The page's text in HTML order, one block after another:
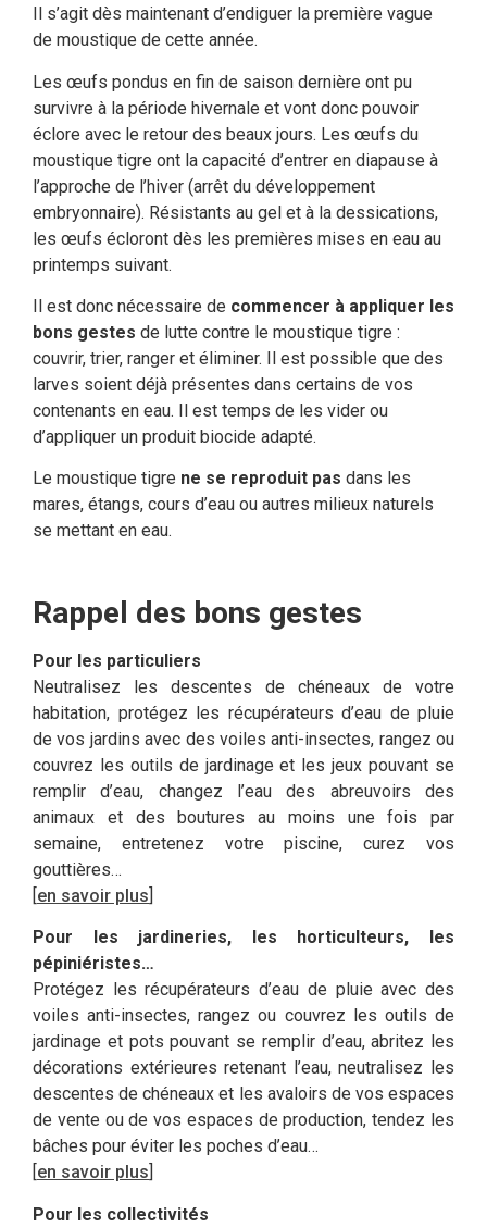
Il s’agit dès maintenant d’endiguer la première vague
de moustique de cette année.
Les œufs pondus en fin de saison dernière ont pu
survivre à la période hivernale et vont donc pouvoir
éclore avec le retour des beaux jours. Les œufs du
moustique tigre ont la capacité d’entrer en diapause à
l’approche de l’hiver (arrêt du développement
embryonnaire). Résistants au gel et à la dessications,
les œufs écloront dès les premières mises en eau au
printemps suivant.
Il est donc nécessaire de commencer à appliquer les
bons gestes de lutte contre le moustique tigre :
couvrir, trier, ranger et éliminer. Il est possible que des
larves soient déjà présentes dans certains de vos
contenants en eau. Il est temps de les vider ou
d’appliquer un produit biocide adapté.
Le moustique tigre ne se reproduit pas dans les
mares, étangs, cours d’eau ou autres milieux naturels
se mettant en eau.
Rappel des bons gestes
Pour les particuliers
Neutralisez les descentes de chéneaux de votre
habitation, protégez les récupérateurs d’eau de pluie
de vos jardins avec des voiles anti-insectes, rangez ou
couvrez les outils de jardinage et les jeux pouvant se
remplir d’eau, changez l’eau des abreuvoirs des
animaux et des boutures au moins une fois par
semaine, entretenez votre piscine, curez vos
gouttières…
[en savoir plus]
Pour les jardineries, les horticulteurs, les
pépiniéristes…
Protégez les récupérateurs d’eau de pluie avec des
voiles anti-insectes, rangez ou couvrez les outils de
jardinage et pots pouvant se remplir d’eau, abritez les
décorations extérieures retenant l’eau, neutralisez les
descentes de chéneaux et les avaloirs de vos espaces
de vente ou de vos espaces de production, tendez les
bâches pour éviter les poches d’eau…
en savoir plus
Pour les collectivités